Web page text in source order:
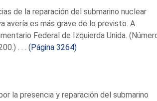
de la reparación del submarino nuclear
avería es más grave de lo previsto. A
Federal de Izquierda Unida.
. . . (Página 3264)
la presencia y reparación del submarino